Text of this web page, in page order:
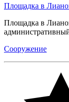
Площадка в
Площадка в
Сооружение